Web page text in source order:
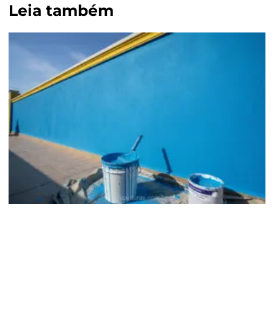
Leia também